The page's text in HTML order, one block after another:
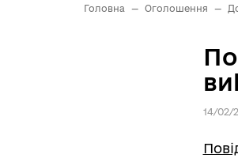
Головна — Оголошення —
14/02/